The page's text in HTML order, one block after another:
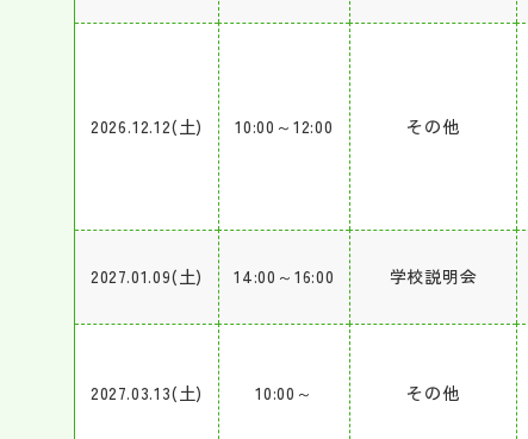
2026.12.12(土) 10:00～12:00 その他
2027.01.09(土) 14:00～16:00 学校説明会
2027.03.13(土) 10:00～ その他